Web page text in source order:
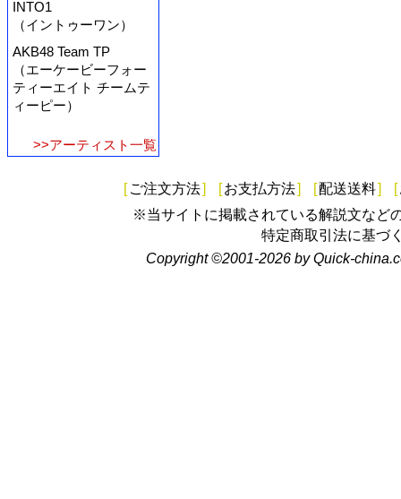
INTO1
（イントゥーワン）
AKB48 Team TP
（エーケービーフォー
ティーエイト チームテ
ィーピー）
>>アーティスト一覧
[ ご注文方法] [お支払方法] [配送送料] [
※当サイトに掲載されている解説文など
特定商取引法に基づ
Copyright ©2001-2026 by Quick-